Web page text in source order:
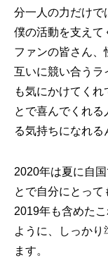
分一人の力だけで
僕の活動を支えて
ファンの皆さん、
互いに競い合うラ
も気にかけてく
とで喜んでくれ
る気持ちになれる
2020年は夏に自
とで自分にとっ
2019年も含めた
ように、しっか
ます。